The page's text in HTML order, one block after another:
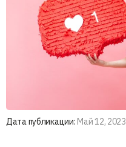
Дата публикации: Май 12, 2023